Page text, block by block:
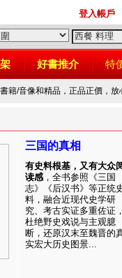
登入帳戶
好書推介 特
籍/音像和精品，正品正價，
三国的真相
有史料根基，又有大众
读感 ，全书参照《三国
志》《后汉书》等正统
料，融合近现代史学研
究、考古实证多重佐证
杜绝野史戏说与主观臆
断，还原汉末至魏晋的
实宏大历史图景...